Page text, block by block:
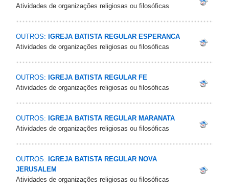
Atividades de organizações religiosas ou filosóficas
OUTROS: IGREJA BATISTA REGULAR ESPERANCA
Atividades de organizações religiosas ou filosóficas
OUTROS: IGREJA BATISTA REGULAR FE
Atividades de organizações religiosas ou filosóficas
OUTROS: IGREJA BATISTA REGULAR MARANATA
Atividades de organizações religiosas ou filosóficas
OUTROS: IGREJA BATISTA REGULAR NOVA
JERUSALEM
Atividades de organizações religiosas ou filosóficas